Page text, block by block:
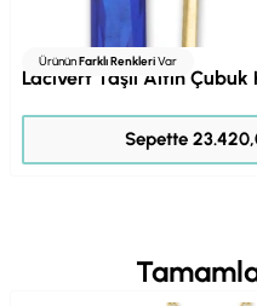
ÜrününFarklı RenkleriVar
Lacivert Taşlı Altın Çubuk
Sepette